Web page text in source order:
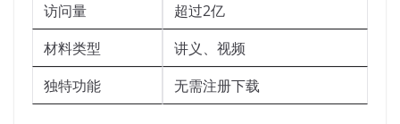
访问量
超过2亿
材料类型
讲义、视频
独特功能
无需注册下载